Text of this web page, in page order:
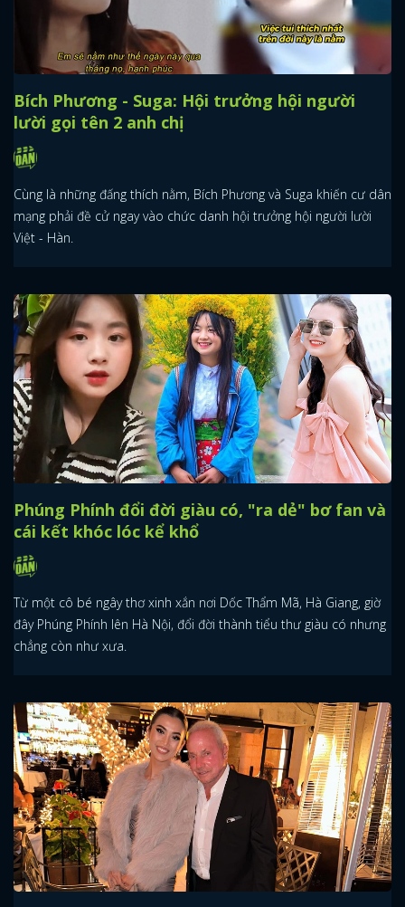
Bích Phương - Suga: Hội trưởng hội người
lười gọi tên 2 anh chị
Cùng là những đấng thích nằm, Bích Phương và Suga khiến cư dân
mạng phải đề cử ngay vào chức danh hội trưởng hội người lười
Việt - Hàn.
Phúng Phính đổi đời giàu có, "ra dẻ" bơ fan và
cái kết khóc lóc kể khổ
Từ một cô bé ngây thơ xinh xắn nơi Dốc Thẩm Mã, Hà Giang, giờ
đây Phúng Phính lên Hà Nội, đổi đời thành tiểu thư giàu có nhưng
chẳng còn như xưa.